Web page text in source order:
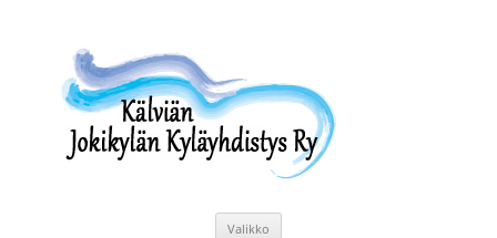
Valikko